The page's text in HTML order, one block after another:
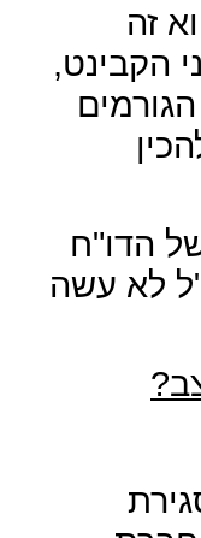
זה
הקבינט,
הדו"ח
לא עשה